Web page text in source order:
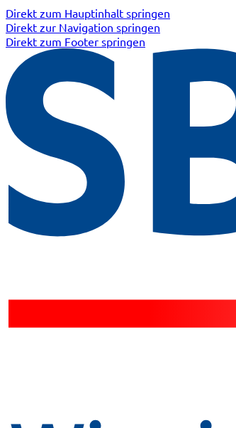
Direkt zum Hauptinhalt springen
Direkt zur Navigation springen
Direkt zum Footer springen